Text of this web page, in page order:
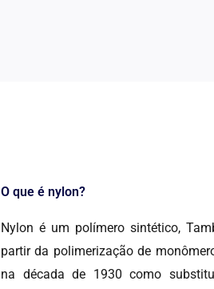
O que é nylon?
Nylon é um polímero sintético,
partir da polimerização de
na década de 1930 como